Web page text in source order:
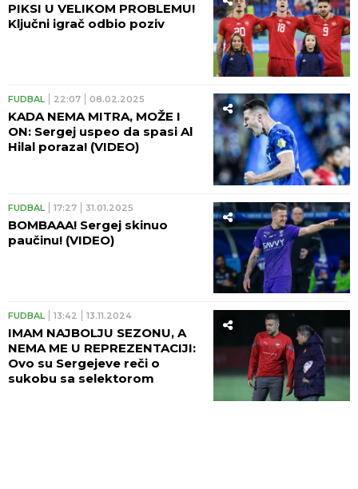
PIKSI U VELIKOM PROBLEMU!
Ključni igrač odbio poziv
FUDBAL 22:07 08.02.2025
KADA NEMA MITRA, MOŽE I
ON: Sergej uspeo da spasi Al
Hilal poraza! (VIDEO)
FUDBAL 17:27 31.01.2025
BOMBAAA! Sergej skinuo
paučinu! (VIDEO)
FUDBAL 13:42 13.11.2024
IMAM NAJBOLJU SEZONU, A
NEMA ME U REPREZENTACIJI:
Ovo su Sergejeve reči o
sukobu sa selektorom